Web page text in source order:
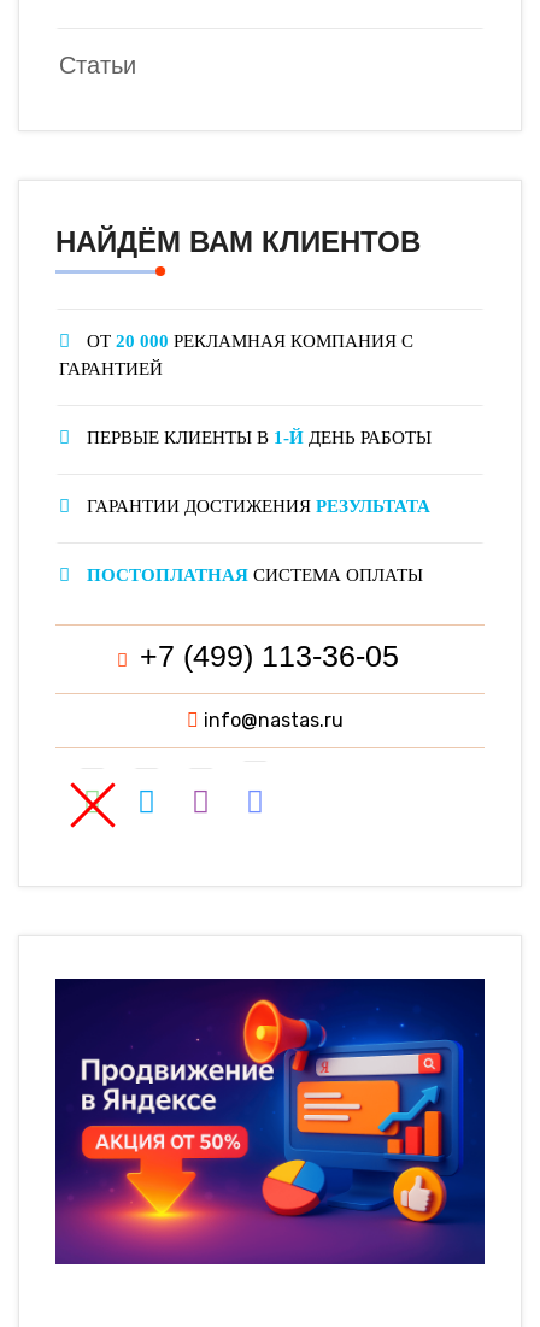
Статьи
НАЙДЁМ ВАМ КЛИЕНТОВ
ОТ 20 000 РЕКЛАМНАЯ КОМПАНИЯ С
ГАРАНТИЕЙ
ПЕРВЫЕ КЛИЕНТЫ В 1-Й ДЕНЬ РАБОТЫ
ГАРАНТИИ ДОСТИЖЕНИЯ РЕЗУЛЬТАТА
ПОСТОПЛАТНАЯ СИСТЕМА ОПЛАТЫ
+7 (499) 113-36-05
info@nastas.ru